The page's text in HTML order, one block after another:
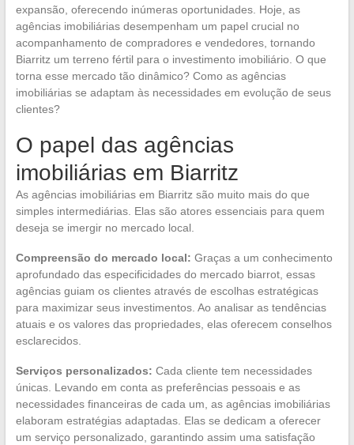
expansão, oferecendo inúmeras oportunidades. Hoje, as
agências imobiliárias desempenham um papel crucial no
acompanhamento de compradores e vendedores, tornando
Biarritz um terreno fértil para o investimento imobiliário. O que
torna esse mercado tão dinâmico? Como as agências
imobiliárias se adaptam às necessidades em evolução de seus
clientes?
O papel das agências
imobiliárias em Biarritz
As agências imobiliárias em Biarritz são muito mais do que
simples intermediárias. Elas são atores essenciais para quem
deseja se imergir no mercado local.
Compreensão do mercado local: Graças a um conhecimento
aprofundado das especificidades do mercado biarrot, essas
agências guiam os clientes através de escolhas estratégicas
para maximizar seus investimentos. Ao analisar as tendências
atuais e os valores das propriedades, elas oferecem conselhos
esclarecidos.
Serviços personalizados: Cada cliente tem necessidades
únicas. Levando em conta as preferências pessoais e as
necessidades financeiras de cada um, as agências imobiliárias
elaboram estratégias adaptadas. Elas se dedicam a oferecer
um serviço personalizado, garantindo assim uma satisfação